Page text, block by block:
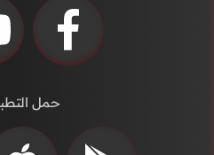
حمل